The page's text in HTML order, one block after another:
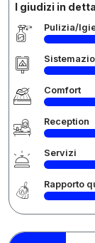
I giudizi in
Pulizia/
Comfort
Reception
Servizi
Rapporto